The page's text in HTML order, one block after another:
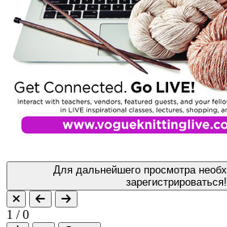
Для дальнейшего просмотра необходимо войти или
зарегистрироваться!
1 /0